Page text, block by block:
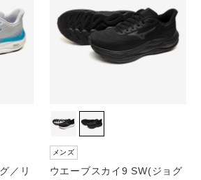
グ
／リ
メンズ
ウエーブスカイ9 SW(ジョグ